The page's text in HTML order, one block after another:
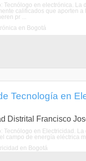
Tecnólogo en electrónica. La
calificados que aporten
pr ...
en Bogotá
Tecnología en
Distrital Francisco
Tecnólogo en Electricidad.
campo de energía eléctrica
en Bogotá